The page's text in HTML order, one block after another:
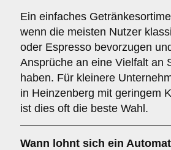
Ein einfaches
wenn die meisten Nutzer
oder Espresso bevorzugen
Ansprüche an eine Vielfalt an
haben. Für kleinere
in Heinzenberg mit geringem
ist dies oft die beste Wahl.
Wann lohnt sich ein